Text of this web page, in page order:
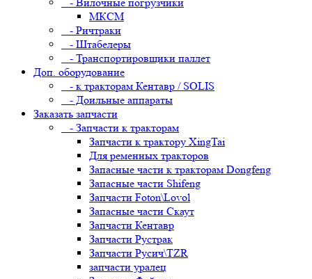
МКСМ
- Ричтраки
- Штабелеры
- Транспортировщики паллет
Доп. оборудование
- к тракторам Кентавр / SOLIS
- Доильные аппараты
Заказать запчасти
- Запчасти к тракторам
Запчасти к трактору XingTai
Для ременных тракторов
Запасные части к тракторам Dongfeng
Запасные части Shifeng
Запчасти Foton\Lovol
Запасные части Скаут
Запчасти Кентавр
Запчасти Рустрак
Запчасти Русич\TZR
запчасти уралец